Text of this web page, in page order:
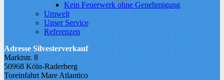
Kein Feuerwerk ohne Genehmigung
Umwelt
Unser Service
Referenzen
Adresse Silvesterverkauf
Marktstr. 8
50968 Köln-Raderberg
Toreinfahrt Mare Atlantico